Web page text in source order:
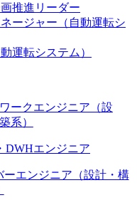
推進リーダー
ージャー（自動運転シ
運転システム）
ークエンジニア（設
系）
DWHエンジニア
ーエンジニア（設計・構